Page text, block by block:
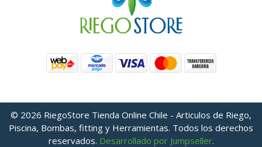
© 2026 RiegoStore Tienda Online Chile - Articulos de Riego,
Piscina, Bombas, fitting y Herramientas. Todos los derechos
reservados. Desarrollado por Jumpseller.